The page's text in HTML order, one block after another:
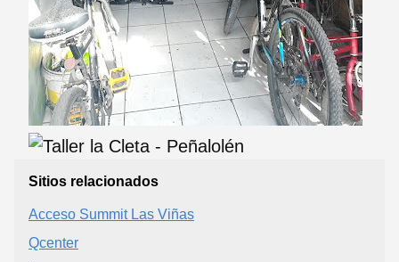
Sitios relacionados
Acceso Summit Las Viñas
Qcenter